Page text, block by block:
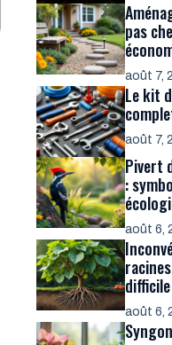
pas
août 7,
Le kit
août 7,
Pivert
:
août 6,
difficile
août 6,